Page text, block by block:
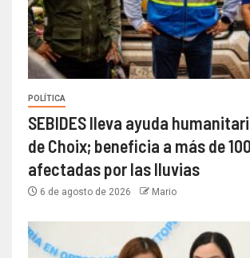
POLÍTICA
SEBIDES lleva ayuda
de Choix; beneficia a más de
afectadas por las lluvias
6 de agosto de 2026 Mario